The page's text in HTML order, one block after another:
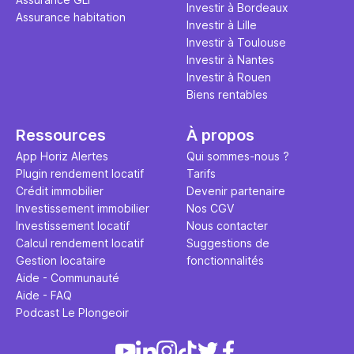
Assurance habitation
Investir à Bordeaux
Investir à Lille
Investir à Toulouse
Investir à Nantes
Investir à Rouen
Biens rentables
Ressources
App Horiz Alertes
Plugin rendement locatif
Crédit immobilier
Investissement immobilier
Investissement locatif
Calcul rendement locatif
Gestion locataire
Aide - Communauté
Aide - FAQ
Podcast Le Plongeoir
À propos
Qui sommes-nous ?
Tarifs
Devenir partenaire
Nos CGV
Nous contacter
Suggestions de
fonctionnalités